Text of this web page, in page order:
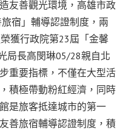
友善觀光環境，高雄市政
宿」輔導認證制度，兩
獲行政院第23屆「金馨
局長高閔琳05/28親自北
重要指標，不僅在大型活
積極帶動粉紅經濟，同時
是旅客抵達城市的第一
善旅宿輔導認證制度，積